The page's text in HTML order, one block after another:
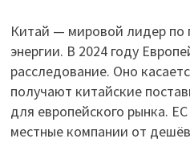
Китай — мировой лидер по
энергии. В 2024 году
расследование. Оно
получают китайские
для европейского рынка.
местные компании от